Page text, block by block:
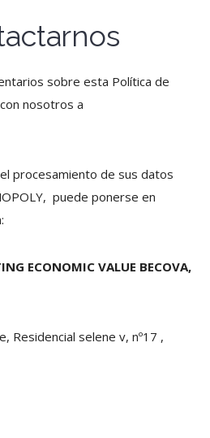
sobre esta Política de
nosotros a
procesamiento de sus datos
puede ponerse en
ECONOMIC VALUE BECOVA,
Residencial selene v, nº17 ,